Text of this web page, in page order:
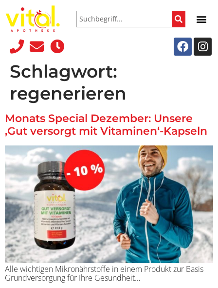
Schlagwort:
regenerieren
Monats Special Dezember: Unsere
‚Gut versorgt mit Vitaminen‘-Kapseln
Alle wichtigen Mikronährstoffe in einem Produkt zur Basis
Grundversorgung für Ihre Gesundheit…